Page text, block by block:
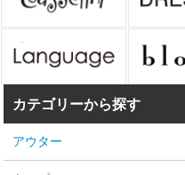
カテゴリーから探す
アウター